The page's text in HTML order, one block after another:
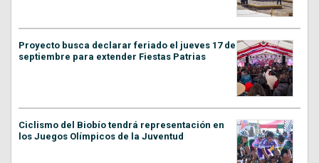
Proyecto busca declarar feriado el jueves 17 de
septiembre para extender Fiestas Patrias
Ciclismo del Biobío tendrá representación en
los Juegos Olímpicos de la Juventud